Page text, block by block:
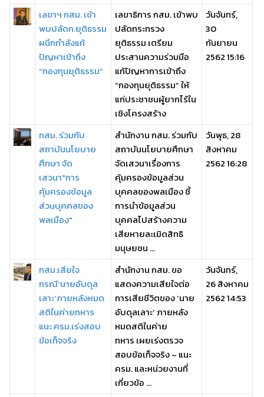
เลขาฯ กสม. เข้า
พบปลัดก.ยุติธรรม
ผนึกกำลังแก้
ปัญหาเข้าถึง
“กองทุนยุติธรรม”
เลขาธิการ กสม. เข้าพบ
ปลัดกระทรวง
ยุติธรรม เตรียม
ประสานความร่วมมือ
แก้ปัญหาการเข้าถึง
“กองทุนยุติธรรม” ให้
แก่ประชาชนผู้ยากไร้ใน
เชิงโครงสร้าง
วันจันทร์,
30
กันยายน
2562 15:16
กสม. ร่วมกับ
สถาบันนโยบาย
ศึกษา จัด
เสวนา"การ
คุ้มครองข้อมูล
ส่วนบุคคลของ
พลเมือง"
สำนักงาน กสม. ร่วมกับ
สถาบันนโยบายศึกษา
จัดเสวนาเรื่องการ
คุ้มครองข้อมูลส่วน
บุคคลของพลเมือง ชี้
การนำข้อมูลส่วน
บุคคลไปสร้างความ
เสียหายละเมิดสิทธิ
มนุษยชน ...
วันพุธ, 28
สิงหาคม
2562 16:28
กสม.เสียใจ
กรณี‘นายอับดุล
เลาะ’ภายหลังหมด
สติในค่ายทหาร
แนะ ครม.เร่งสอบ
ข้อเท็จจริง
สำนักงาน กสม. ขอ
แสดงความเสียใจต่อ
การเสียชีวิตของ ‘นาย
อับดุลเลาะ’ ภายหลัง
หมดสติในค่าย
ทหาร เผยเร่งตรวจ
สอบข้อเท็จจริง – แนะ
ครม. และหน่วยงานที่
เกี่ยวข้อ ...
วันจันทร์,
26 สิงหาคม
2562 14:53